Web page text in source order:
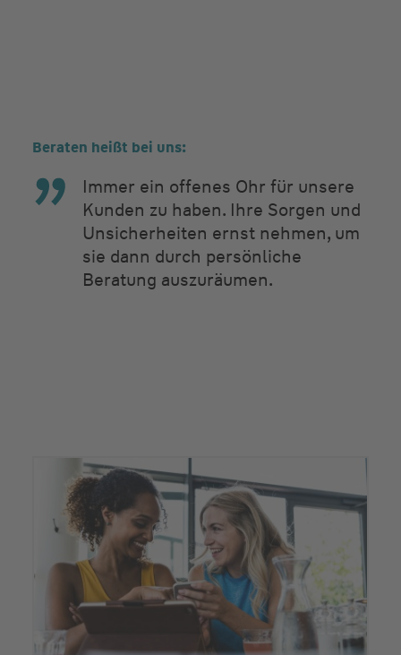
Beraten heißt bei uns:
Immer ein offenes Ohr für unsere
Kunden zu haben. Ihre Sorgen und
Unsicherheiten ernst nehmen, um
sie dann durch persönliche
Beratung auszuräumen.